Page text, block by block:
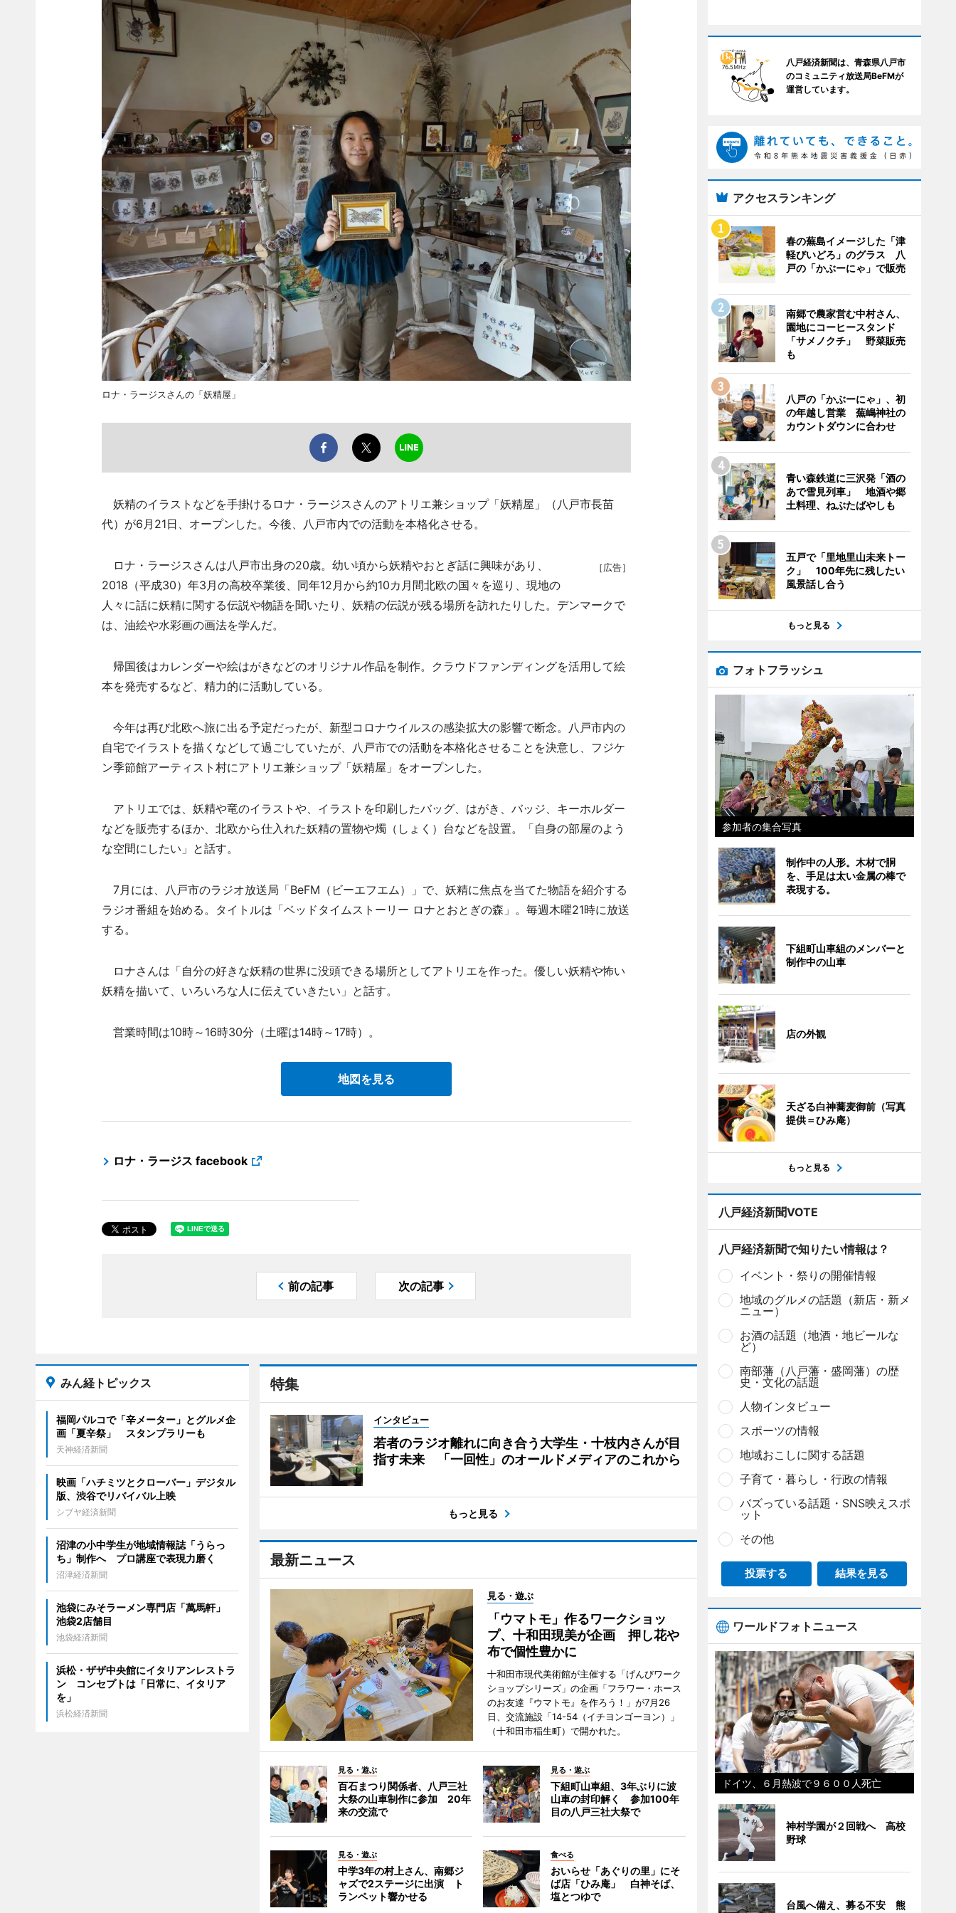
ロナ・ラージスさんの「妖精屋」
妖精のイラストなどを手掛けるロナ・ラージスさんのアトリエ兼ショップ「妖精屋」（八戸市長苗
代）が6月21日、オープンした。今後、八戸市内での活動を本格化させる。
［広告］
ロナ・ラージスさんは八戸市出身の20歳。幼い頃から妖精やおとぎ話に興味があり、
2018（平成30）年3月の高校卒業後、同年12月から約10カ月間北欧の国々を巡り、現地の
人々に話に妖精に関する伝説や物語を聞いたり、妖精の伝説が残る場所を訪れたりした。デンマークで
は、油絵や水彩画の画法を学んだ。
帰国後はカレンダーや絵はがきなどのオリジナル作品を制作。クラウドファンディングを活用して絵
本を発売するなど、精力的に活動している。
今年は再び北欧へ旅に出る予定だったが、新型コロナウイルスの感染拡大の影響で断念。八戸市内の
自宅でイラストを描くなどして過ごしていたが、八戸市での活動を本格化させることを決意し、フジケ
ン季節館アーティスト村にアトリエ兼ショップ「妖精屋」をオープンした。
アトリエでは、妖精や竜のイラストや、イラストを印刷したバッグ、はがき、バッジ、キーホルダー
などを販売するほか、北欧から仕入れた妖精の置物や燭（しょく）台などを設置。「自身の部屋のよう
な空間にしたい」と話す。
7月には、八戸市のラジオ放送局「BeFM（ビーエフエム）」で、妖精に焦点を当てた物語を紹介する
ラジオ番組を始める。タイトルは「ベッドタイムストーリー ロナとおとぎの森」。毎週木曜21時に放送
する。
ロナさんは「自分の好きな妖精の世界に没頭できる場所としてアトリエを作った。優しい妖精や怖い
妖精を描いて、いろいろな人に伝えていきたい」と話す。
営業時間は10時～16時30分（土曜は14時～17時）。
地図を見る
ロナ・ラージス facebook
前の記事 次の記事
特集
インタビュー
若者のラジオ離れに向き合う大学生・十枝内さんが目
指す未来 「一回性」のオールドメディアのこれから
もっと見る
最新ニュース
見る・遊ぶ
「ウマトモ」作るワークショッ
プ、十和田現美が企画 押し花や
布で個性豊かに
十和田市現代美術館が主催する「げんびワーク
ショップシリーズ」の企画「フラワー・ホース
のお友達『ウマトモ』を作ろう！」が7月26
日、交流施設「14-54（イチヨンゴーヨン）」
（十和田市稲生町）で開かれた。
見る・遊ぶ
百石まつり関係者、八戸三社
大祭の山車制作に参加 20年
来の交流で
見る・遊ぶ
下組町山車組、3年ぶりに波
山車の封印解く 参加100年
目の八戸三社大祭で
見る・遊ぶ
中学3年の村上さん、南郷ジ
ャズで2ステージに出演 ト
ランペット響かせる
食べる
おいらせ「あぐりの里」にそ
ば店「ひみ庵」 白神そば、
塩とつゆで
みん経トピックス
福岡パルコで「辛メーター」とグルメ企
画「夏辛祭」 スタンプラリーも
天神経済新聞
映画「ハチミツとクローバー」デジタル
版、渋谷でリバイバル上映
シブヤ経済新聞
沼津の小中学生が地域情報誌「うらっ
ち」制作へ プロ講座で表現力磨く
沼津経済新聞
池袋にみそラーメン専門店「萬馬軒」
池袋2店舗目
池袋経済新聞
浜松・ザザ中央館にイタリアンレストラ
ン コンセプトは「日常に、イタリア
を」
浜松経済新聞
八戸経済新聞は、青森県八戸市
のコミュニティ放送局BeFMが
運営しています。
アクセスランキング
春の蕪島イメージした「津
軽びいどろ」のグラス 八
戸の「かぶーにゃ」で販売
南郷で農家営む中村さん、
園地にコーヒースタンド
「サメノクチ」 野菜販売
も
八戸の「かぶーにゃ」、初
の年越し営業 蕪嶋神社の
カウントダウンに合わせ
青い森鉄道に三沢発「酒の
あで雪見列車」 地酒や郷
土料理、ねぶたばやしも
五戸で「里地里山未来トー
ク」 100年先に残したい
風景話し合う
もっと見る
フォトフラッシュ
参加者の集合写真
制作中の人形。木材で胴
を、手足は太い金属の棒で
表現する。
下組町山車組のメンバーと
制作中の山車
店の外観
天ざる白神蕎麦御前（写真
提供＝ひみ庵）
もっと見る
八戸経済新聞VOTE
八戸経済新聞で知りたい情報は？
イベント・祭りの開催情報
地域のグルメの話題（新店・新メ
ニュー）
お酒の話題（地酒・地ビールな
ど）
南部藩（八戸藩・盛岡藩）の歴
史・文化の話題
人物インタビュー
スポーツの情報
地域おこしに関する話題
子育て・暮らし・行政の情報
バズっている話題・SNS映えスポ
ット
その他
投票する 結果を見る
ワールドフォトニュース
ドイツ、６月熱波で９６００人死亡
神村学園が２回戦へ 高校
野球
台風へ備え、募る不安 熊